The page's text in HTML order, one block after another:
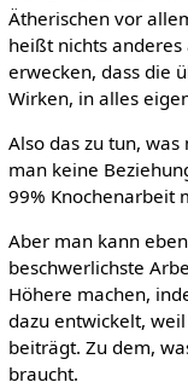
Ätherischen vor
heißt nichts anderes
erwecken, dass die
Wirken, in alles
Also das zu tun,
man keine
99% Knochenarbeit
Aber man kann
beschwerlichste
Höhere machen,
dazu entwickelt,
beiträgt. Zu dem,
braucht.